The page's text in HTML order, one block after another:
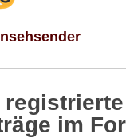
im